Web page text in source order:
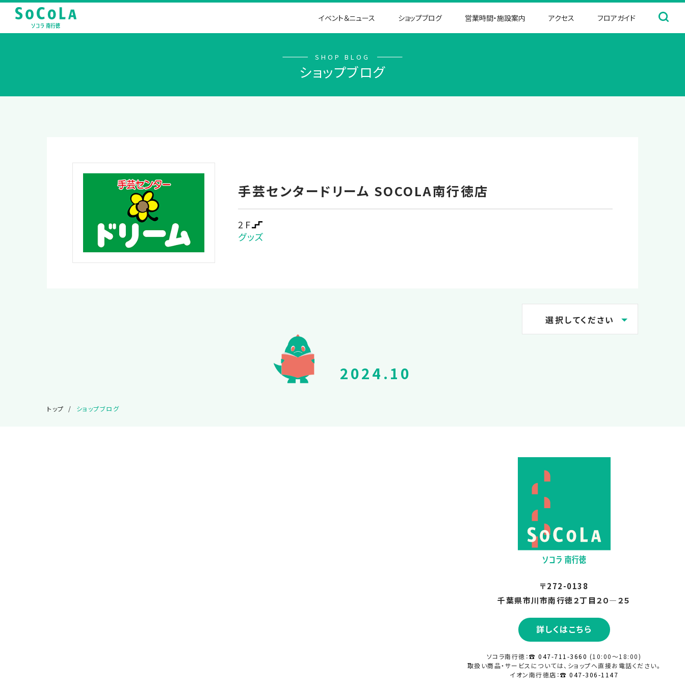
イベント＆ニュース ショップブログ 営業時間・施設案内 アクセス フロアガイド
SHOP BLOG
ショップブログ
手芸センタードリーム SOCOLA南行徳店
2F
グッズ
選択してください
2024.10
トップ ショップブログ
〒272-0138
千葉県市川市南行徳２丁目２０―２５
詳しくはこちら
ソコラ南行徳：☎ 047-711-3660 (10:00～18:00)
取扱い商品・サービスについては、ショップへ直接お電話ください。
イオン南行徳店：☎ 047-306-1147